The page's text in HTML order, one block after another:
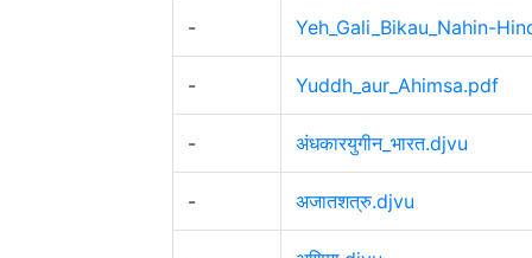
- Yeh_Gali_Bikau_Nahin-
- Yuddh_aur_Ahimsa.pdf
- अंधकारयुगीन_भारत.djvu
- अजातशत्रु.djvu